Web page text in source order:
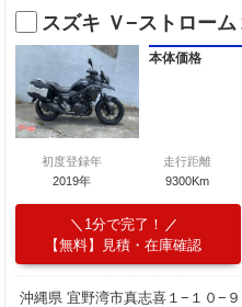
スズキ Ｖ−ストロー
本体価格
初度登録年
2019年
走行距離
9300Km
1分で完了！
【無料】見積・在庫確認
沖縄県 宜野湾市真志喜１−１０−９